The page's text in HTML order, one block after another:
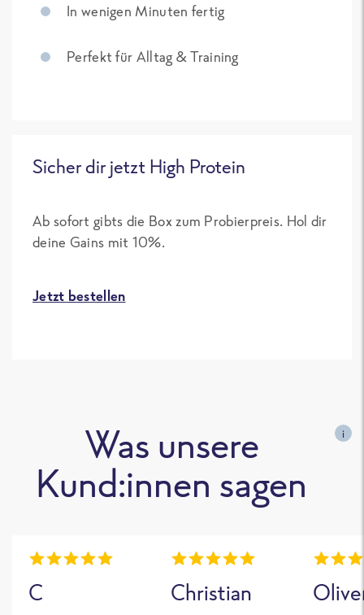
In wenigen Minuten fertig
Perfekt für Alltag & Training
Sicher dir jetzt High Protein
Ab sofort gibts die Box zum Probierpreis. Hol dir
deine Gains mit 10%.
Jetzt bestellen
Was unsere
Kund:innen sagen
i
C Christian